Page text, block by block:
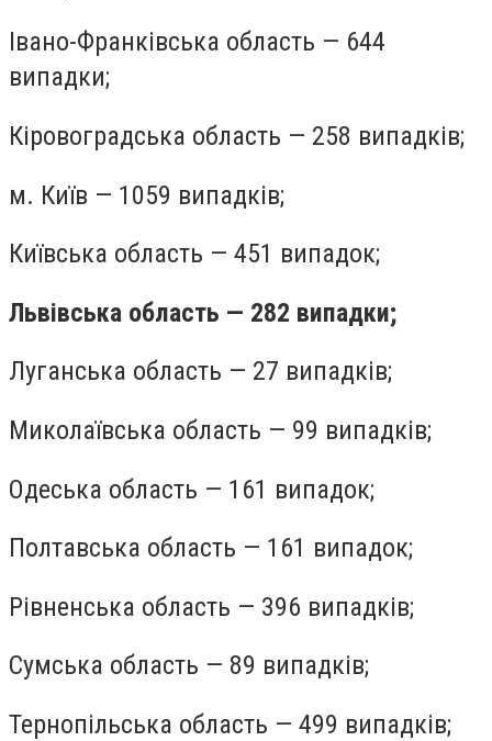
Івано-Франківська область — 644
випадки;
Кіровоградська область — 258 випадків;
м. Київ — 1059 випадків;
Київська область — 451 випадок;
Львівська область — 282 випадки;
Луганська область — 27 випадків;
Миколаївська область — 99 випадків;
Одеська область — 161 випадок;
Полтавська область — 161 випадок;
Рівненська область — 396 випадків;
Сумська область — 89 випадків;
Тернопільська область — 499 випадків;